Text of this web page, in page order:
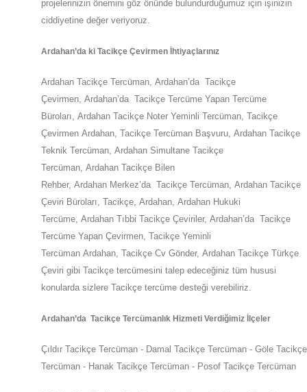
projelerinizin önemini göz önünde bulundurduğumuz için işinizin
ciddiyetine değer veriyoruz.
Ardahan’da ki Tacikçe Çevirmen İhtiyaçlarınız
Ardahan Tacikçe Tercüman, Ardahan’da Tacikçe
Çevirmen, Ardahan’da Tacikçe Tercüme Yapan Tercüme
Büroları, Ardahan Tacikçe Noter Yeminli Tercüman, Tacikçe
Çevirmen Ardahan, Tacikçe Tercüman Başvuru, Ardahan Tacikçe
Teknik Tercüman, Ardahan Simultane Tacikçe
Tercüman, Ardahan Tacikçe Bilen
Rehber, Ardahan Merkez’da Tacikçe Tercüman, Ardahan Tacikçe
Çeviri Büroları, Tacikçe, Ardahan, Ardahan Hukuki
Tercüme, Ardahan Tıbbi Tacikçe Çeviriler, Ardahan’da Tacikçe
Tercüme Yapan Çevirmen, Tacikçe Yeminli
Tercüman Ardahan, Tacikçe Cv Gönder, Ardahan Tacikçe Türkçe
Çeviri gibi Tacikçe tercümesini talep edeceğiniz tüm hususi
konularda sizlere Tacikçe tercüme desteği verebiliriz.
Ardahan’da Tacikçe Tercümanlık Hizmeti Verdiğimiz İlçeler
Çıldır Tacikçe Tercüman - Damal Tacikçe Tercüman - Göle Tacikçe
Tercüman - Hanak Tacikçe Tercüman - Posof Tacikçe Tercüman